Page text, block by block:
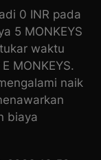
0 INR pada
5 MONKEYS
waktu
MONKEYS.
naik
biaya